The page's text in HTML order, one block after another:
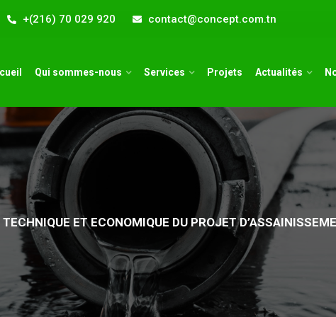
+(216) 70 029 920 contact@concept.com.tn
Qui sommes-nous Services Projets Actualités
ET ECONOMIQUE DU PROJET